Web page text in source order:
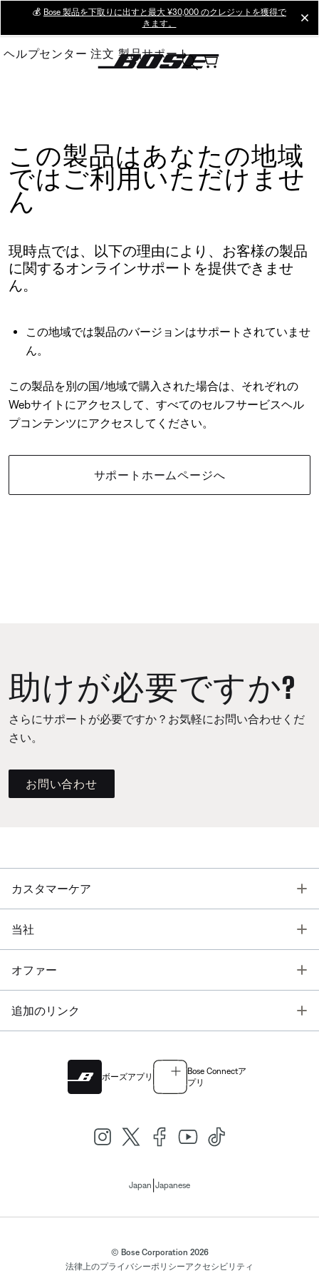
Main
💰 Bose 製品を下取りに出すと最大 ¥30,000 のクレジットを獲得で
きます。
ヘルプセンター 注文 製品サポート
この製品はあなたの地域
ではご利用いただけませ
ん
現時点では、以下の理由により、お客様の製品
に関するオンラインサポートを提供できませ
ん。
この地域では製品のバージョンはサポートされていませ
ん。
この製品を別の国/地域で購入された場合は、それぞれの
Webサイトにアクセスして、すべてのセルフサービスヘル
プコンテンツにアクセスしてください。
サポートホームページへ
助けが必要ですか?
さらにサポートが必要ですか？お気軽にお問い合わせくだ
さい。
お問い合わせ
カスタマーケア
当社
オファー
追加のリンク
ボーズアプリ
Bose Connectア
プリ
Japan Japanese
© Bose Corporation 2026
法律上のプライバシーポリシーアクセシビリティ